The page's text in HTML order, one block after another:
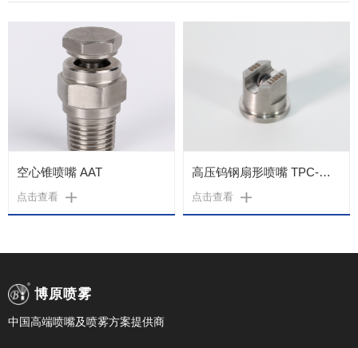
空心锥喷嘴 AAT
点击查看
高压钨钢扇形喷嘴 TPC-WGX
点击查看
博原喷雾
中国高端喷嘴及喷雾方案提供商